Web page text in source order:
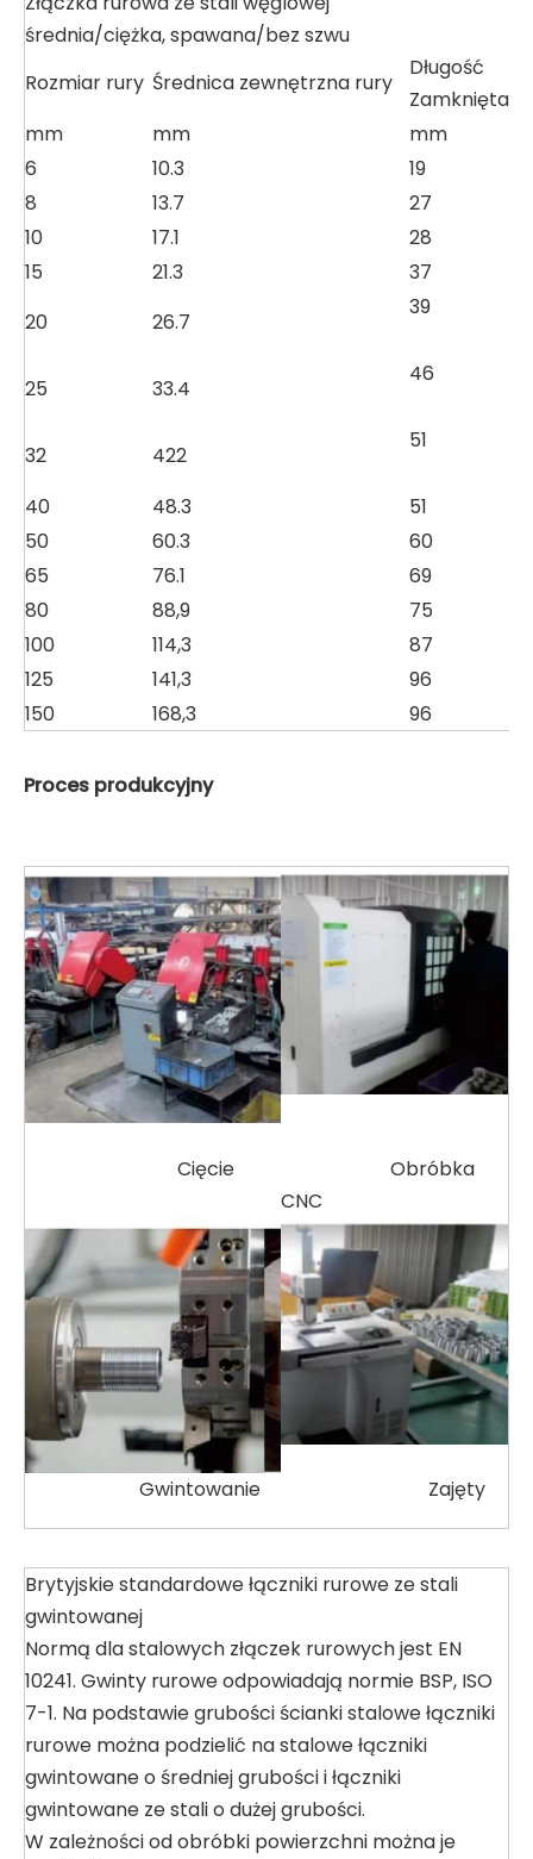
średnia/ciężka, spawana/bez szwu
Rozmiar rury Średnica zewnętrzna rury
Długość
Zamknięta
mm
mm
mm
6
10.3 19
8
13.7 27
10
17.1 28
15
21.3 37
20
26.7
39
25 33.4
46
32 422
51
40 48.3 51
50
60.3 60
65
76.1 69
80
88,9 75
100
114,3 87
125
141,3 96
150
168,3 96
Proces produkcyjny
Cięcie
Obróbka
CNC
Gwintowanie Zajęty
Brytyjskie standardowe łączniki rurowe ze stali
gwintowanej
Normą dla stalowych złączek rurowych jest EN
10241. Gwinty rurowe odpowiadają normie BSP, ISO
7-1. Na podstawie grubości ścianki stalowe łączniki
rurowe można podzielić na stalowe łączniki
gwintowane o średniej grubości i łączniki
gwintowane ze stali o dużej grubości.
W zależności od obróbki powierzchni można je